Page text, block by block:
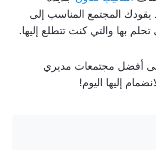
يقودك المجتمع المناسب إلى
بها والتي كنت تتطلع إليها.
أفضل مجتمعات مديري
إليها اليوم!